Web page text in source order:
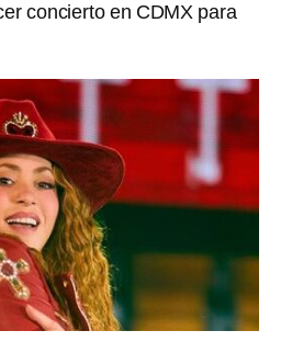
concierto en CDMX para